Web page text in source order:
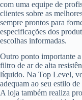
com uma equipe de
clientes sobre as
sempre prontos para
especificações dos
escolhas informadas.
Outro ponto importante
filtro de ar de alta
líquido. Na Top Level,
adequam ao seu estilo
A loja também realiza